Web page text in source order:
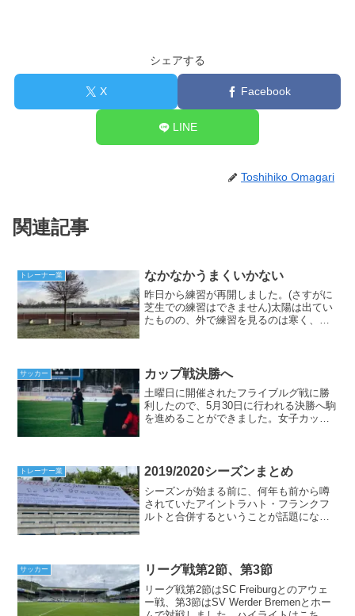
シェアする
X Facebook
LINE
Toshihiko Omagari
関連記事
トレーナー業 なかなかうまくいかない
昨日から練習が再開しました。(さすがに
芝生での練習はできません)太陽は出てい
たものの、外で練習を見るのは寒く、こ
ましたが、帽子を...
サッカー カップ戦決勝へ
土曜日に開催されたフライブルグ戦に勝
利したので、5月30日に行われる決勝へ駒
を進めることができました。女子カップ
相手が格下だったと...
トレーナー業 2019/2020シーズンまとめ
シーズンが始まる前に、何年も前から噂
されていたアイントラハト・フランクフ
ルトと合併するということが話題になり
仕事、マッサージ師の3...
サッカー リーグ戦第2節、第3節
リーグ戦第2節はSC Freiburgとのアウェ
ー戦、第3節はSV Werder Bremenとホー